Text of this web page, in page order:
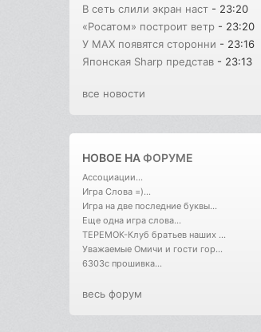
В сеть слили экран наст - 23:20
«Росатом» построит ветр - 23:20
У MAX появятся сторонни - 23:16
Японская Sharp представ - 23:13
все новости
НОВОЕ НАФОРУМЕ
Ассоциации...
Игра Слова =)...
Игра на две последние буквы...
Еще одна игра слова...
ТЕРЕМОК-Клуб братьев наших ...
Уважаемые Омичи и гости гор...
6303с прошивка...
весь форум